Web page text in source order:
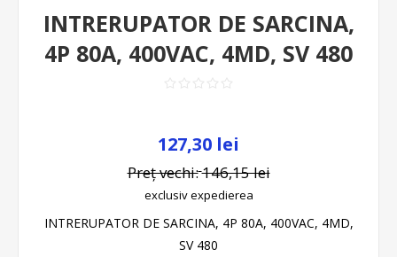
INTRERUPATOR DE SARCINA,
4P 80A, 400VAC, 4MD, SV 480
127,30 lei
Preț vechi:146,15 lei
exclusivexpedierea
INTRERUPATOR DE SARCINA, 4P 80A, 400VAC, 4MD,
SV 480